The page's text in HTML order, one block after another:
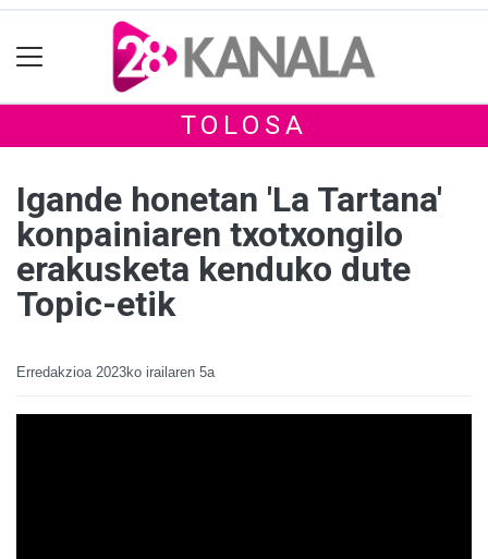
TOLOSA
Igande honetan 'La Tartana'
konpainiaren txotxongilo
erakusketa kenduko dute
Topic-etik
Erredakzioa 2023ko irailaren 5a